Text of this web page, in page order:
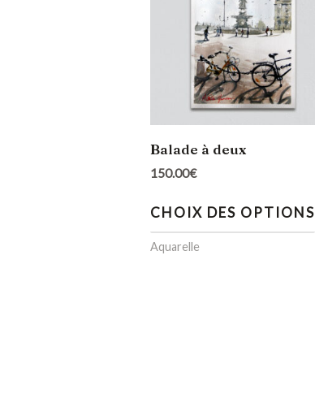
Balade à deux
150.00€
CHOIX DES OPTIONS
Aquarelle